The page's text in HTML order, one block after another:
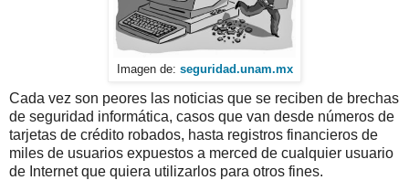
Imagen de: seguridad.unam.mx
Cada vez son peores las noticias que se reciben de brechas
de seguridad informática, casos que van desde números de
tarjetas de crédito robados, hasta registros financieros de
miles de usuarios expuestos a merced de cualquier usuario
de Internet que quiera utilizarlos para otros fines.